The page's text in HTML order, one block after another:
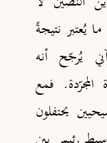
يُعتبر نتيجةً
يُرجّح أنه
المجرّدة. فمع
يحتفلون